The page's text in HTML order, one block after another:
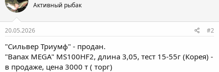
Активный рыбак
20.05.2026 #2
"Сильвер Триумф" - продан.
"Banax MEGA" MS100HF2, длина 3,05, тест 15-55г (Корея) -
в продаже, цена 3000 т ( торг)